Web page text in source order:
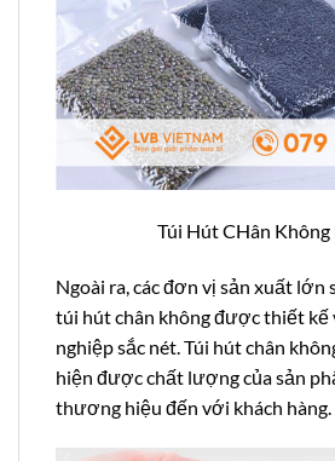
Túi Hút CHân Không
Ngoài ra, các đơn vị sản xuất lớn
túi hút chân không được thiết kế
nghiệp sắc nét. Túi hút chân
hiện được chất lượng của sản
thương hiệu đến với khách hàng.